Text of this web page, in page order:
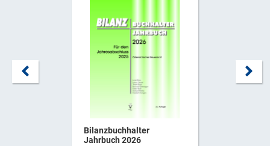
Bilanzbuchhalter
Jahrbuch 2026